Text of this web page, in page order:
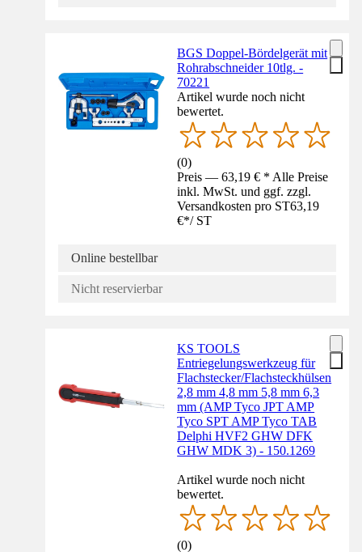
BGS Doppel-Bördelgerät mit
Rohrabschneider 10tlg. -
70221
Artikel wurde noch nicht
bewertet.
(0)
Preis — 63,19 € * Alle Preise
inkl. MwSt. und ggf. zzgl.
Versandkosten pro ST63,19
€*/ ST
Online bestellbar
Nicht reservierbar
KS TOOLS
Entriegelungswerkzeug für
Flachstecker/Flachsteckhülsen
2,8 mm 4,8 mm 5,8 mm 6,3
mm (AMP Tyco JPT AMP
Tyco SPT AMP Tyco TAB
Delphi HVF2 GHW DFK
GHW MDK 3) - 150.1269
Artikel wurde noch nicht
bewertet.
(0)